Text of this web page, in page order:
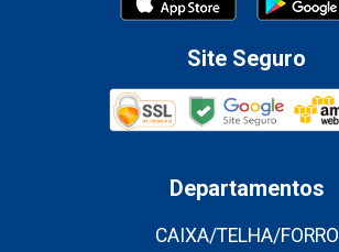
Site Seguro
Departamentos
CAIXA/TELHA/FORRO